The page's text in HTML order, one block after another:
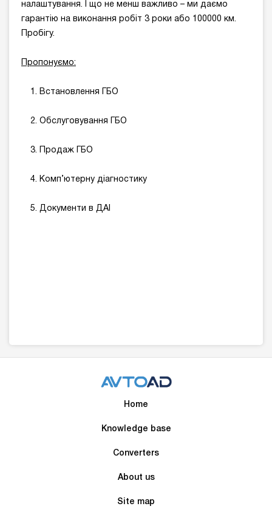
налаштування. І що не менш важливо – ми даємо
гарантію на виконання робіт 3 роки або 100000 км.
Пробігу.
Пропонуємо:
Встановлення ГБО
Обслуговування ГБО
Продаж ГБО
Комп’ютерну діагностику
Документи в ДАІ
Home
Knowledge base
Converters
About us
Site map